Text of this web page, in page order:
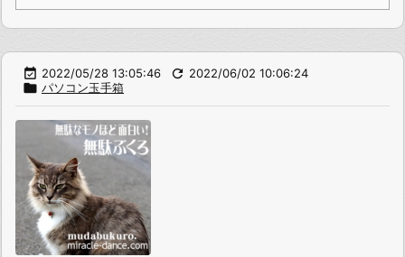
 2022/05/28 13:05:46  2022/06/02 10:06:24
 パソコン玉手箱